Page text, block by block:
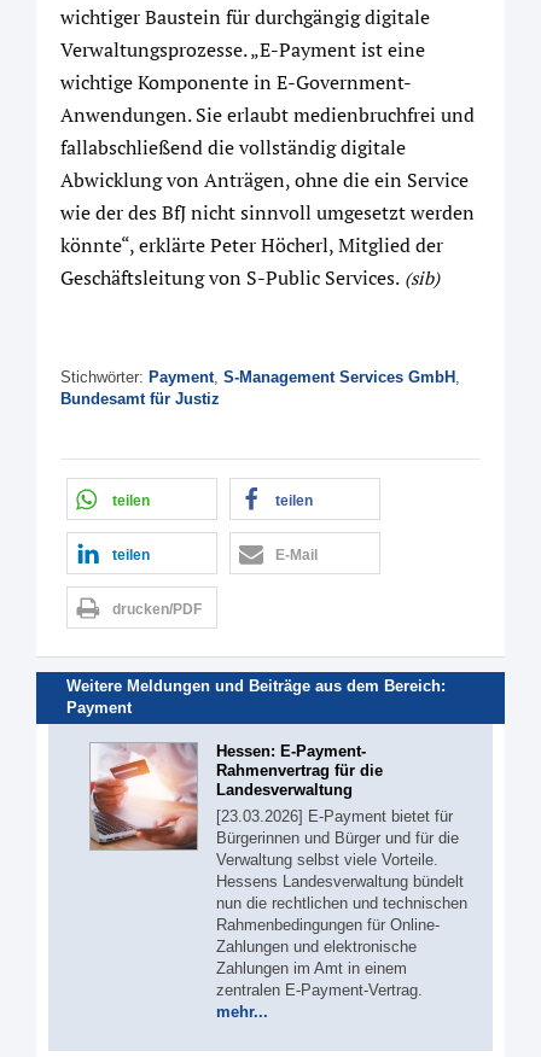
wichtiger Baustein für durchgängig digitale
Verwaltungsprozesse. „E-Payment ist eine
wichtige Komponente in E-Government-
Anwendungen. Sie erlaubt medienbruchfrei und
fallabschließend die vollständig digitale
Abwicklung von Anträgen, ohne die ein Service
wie der des BfJ nicht sinnvoll umgesetzt werden
könnte“, erklärte Peter Höcherl, Mitglied der
Geschäftsleitung von S-Public Services. (sib)
Stichwörter: Payment, S-Management Services GmbH ,
Bundesamt für Justiz
teilen teilen
teilen E-Mail
drucken/PDF
Weitere Meldungen und Beiträge aus dem Bereich:
Payment
Hessen: E-Payment-
Rahmenvertrag für die
Landesverwaltung
[23.03.2026] E-Payment bietet für
Bürgerinnen und Bürger und für die
Verwaltung selbst viele Vorteile.
Hessens Landesverwaltung bündelt
nun die rechtlichen und technischen
Rahmenbedingungen für Online-
Zahlungen und elektronische
Zahlungen im Amt in einem
zentralen E-Payment-Vertrag.
mehr...